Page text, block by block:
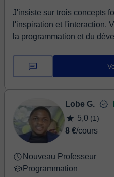
compromiso. Me encantaría
J'insiste sur trois concepts
l'inspiration et l'interaction.
la programmation et du
Lobe G.
5,0 (1)
8 €/cours
Nouveau Professeur
Programmation